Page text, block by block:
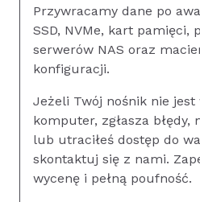
Przywracamy dane po
SSD, NVMe, kart pamięci,
serwerów NAS oraz
konfiguracji.
Jeżeli Twój nośnik nie
komputer, zgłasza błędy,
lub utraciłeś dostęp do
skontaktuj się z nami.
wycenę i pełną poufność.